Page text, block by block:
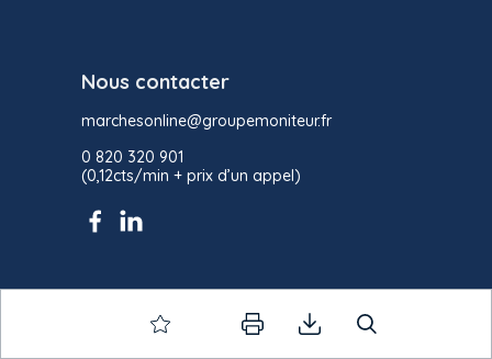
Nous contacter
marchesonline@groupemoniteur.fr
0 820 320 901
(0,12cts/min + prix d’un appel)
Raison d’être et valeurs